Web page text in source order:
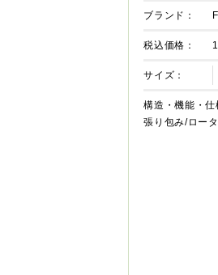
ブランド：
税込価格：
サイズ：
構造・機能・仕
張り包み/ロー